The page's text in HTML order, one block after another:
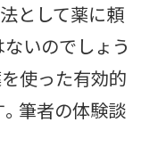
として薬に頼
いのでしょう
使った有効的
筆者の体験談